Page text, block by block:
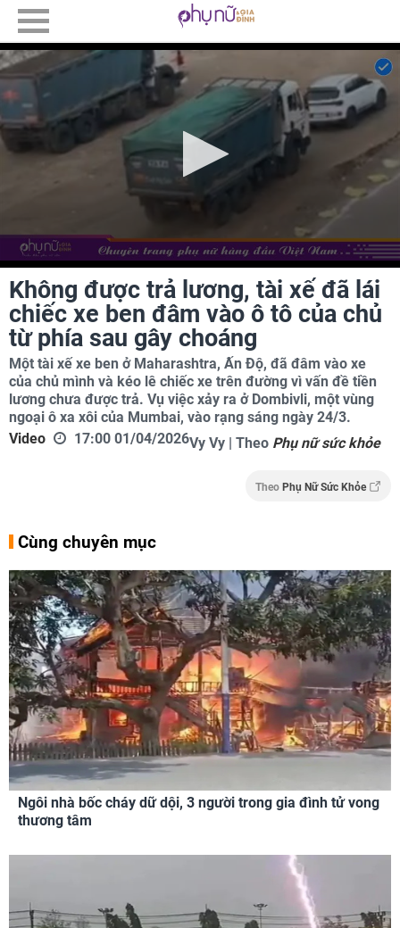
Không được trả lương, tài xế đã lái
chiếc xe ben đâm vào ô tô của chủ
từ phía sau gây choáng
Một tài xế xe ben ở Maharashtra, Ấn Độ, đã đâm vào xe
của chủ mình và kéo lê chiếc xe trên đường vì vấn đề tiền
lương chưa được trả. Vụ việc xảy ra ở Dombivli, một vùng
ngoại ô xa xôi của Mumbai, vào rạng sáng ngày 24/3.
Video
17:00 01/04/2026Vy Vy | Theo Phụ nữ sức khỏe
Theo Phụ Nữ Sức Khỏe
Cùng chuyên mục
Ngôi nhà bốc cháy dữ dội, 3 người trong gia đình tử vong
thương tâm